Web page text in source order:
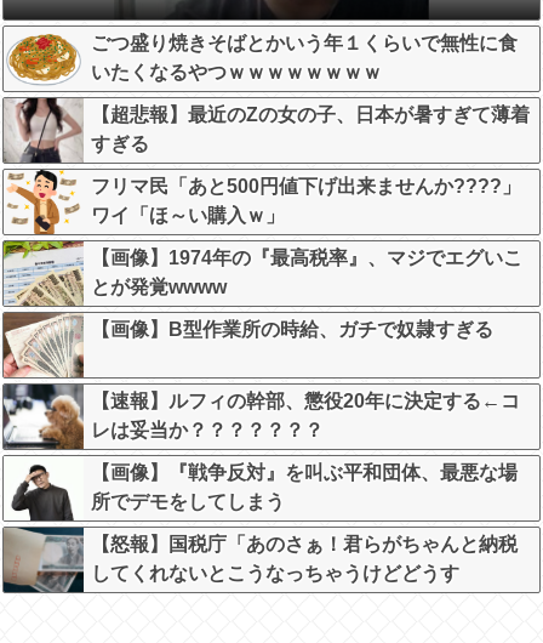
ごつ盛り焼きそばとかいう年１くらいで無性に食
いたくなるやつｗｗｗｗｗｗｗｗ
【超悲報】最近のZの女の子、日本が暑すぎて薄着
すぎる
フリマ民「あと500円値下げ出来ませんか????」
ワイ「ほ～い購入ｗ」
【画像】1974年の『最高税率』、マジでエグいこ
とが発覚wwww
【画像】B型作業所の時給、ガチで奴隷すぎる
【速報】ルフィの幹部、懲役20年に決定する←コ
レは妥当か？？？？？？？
【画像】『戦争反対』を叫ぶ平和団体、最悪な場
所でデモをしてしまう
【怒報】国税庁「あのさぁ！君らがちゃんと納税
してくれないとこうなっちゃうけどどうす